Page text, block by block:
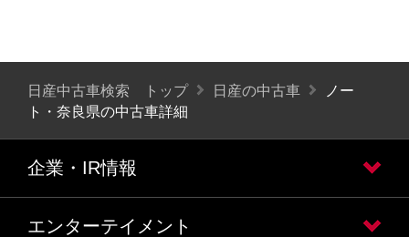
日産中古車検索 トップ 日産の中古車
ノー
ト・奈良県の中古車詳細
企業・IR情報
エンターテイメント